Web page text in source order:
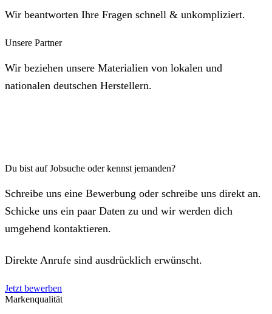
Wir beantworten Ihre Fragen schnell & unkompliziert.
Unsere Partner
Wir beziehen unsere Materialien von lokalen und
nationalen deutschen Herstellern.
Du bist auf Jobsuche oder kennst jemanden?
Schreibe uns eine Bewerbung oder schreibe uns direkt an.
Schicke uns ein paar Daten zu und wir werden dich
umgehend kontaktieren.
Direkte Anrufe sind ausdrücklich erwünscht.
Jetzt bewerben
Markenqualität